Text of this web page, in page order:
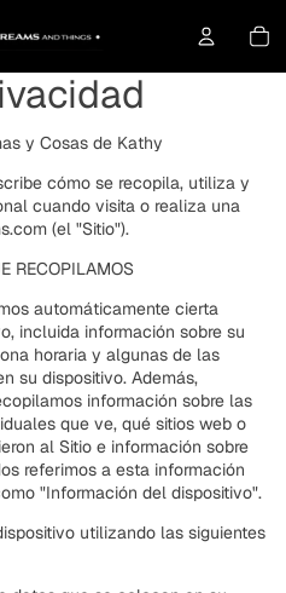
y Cosas de Kathy
cómo se recopila, utiliza y
cuando visita o realiza una
(el "Sitio").
RECOPILAMOS
automáticamente cierta
incluida información sobre su
horaria y algunas de las
su dispositivo. Además,
información sobre las
que ve, qué sitios web o
al Sitio e información sobre
referimos a esta información
"Información del dispositivo".
utilizando las siguientes